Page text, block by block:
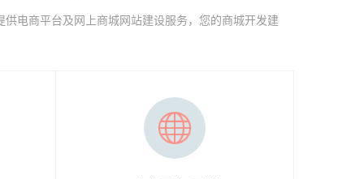
电商平台及网上商城网站建设服务，您的商城开发建